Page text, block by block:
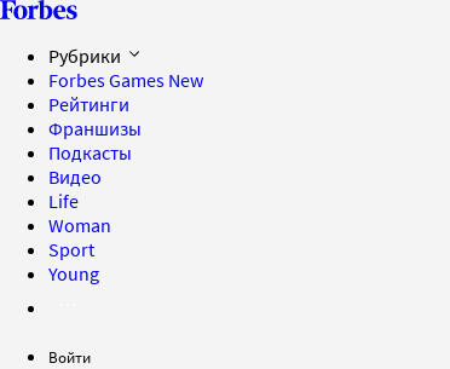
Рубрики
Forbes Games New
Рейтинги
Франшизы
Подкасты
Видео
Life
Woman
Sport
Young
Войти